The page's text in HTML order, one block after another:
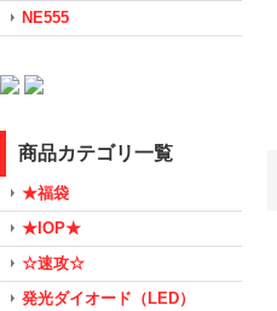
NE555
商品カテゴリ一覧
★福袋
★IOP★
☆速攻☆
発光ダイオード（LED）